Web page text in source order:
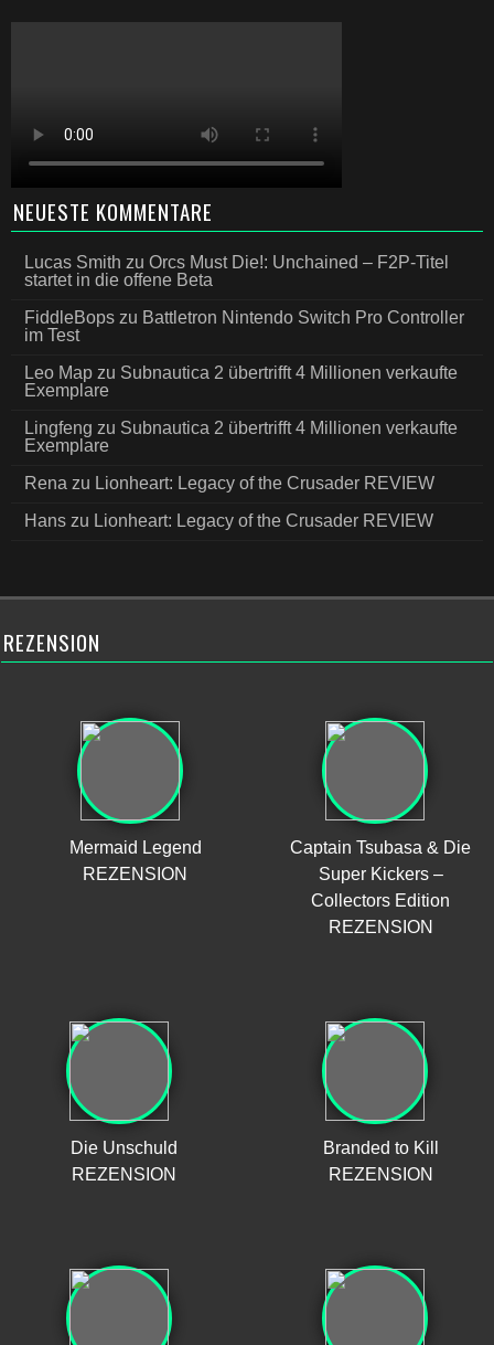
NEUESTE KOMMENTARE
Lucas Smith zu Orcs Must Die!: Unchained – F2P-Titel
startet in die offene Beta
FiddleBops zu Battletron Nintendo Switch Pro Controller
im Test
Leo Map zu Subnautica 2 übertrifft 4 Millionen verkaufte
Exemplare
Lingfeng zu Subnautica 2 übertrifft 4 Millionen verkaufte
Exemplare
Rena zu Lionheart: Legacy of the Crusader REVIEW
Hans zu Lionheart: Legacy of the Crusader REVIEW
REZENSION
Mermaid Legend
REZENSION
Captain Tsubasa & Die
Super Kickers –
Collectors Edition
REZENSION
Die Unschuld
REZENSION
Branded to Kill
REZENSION